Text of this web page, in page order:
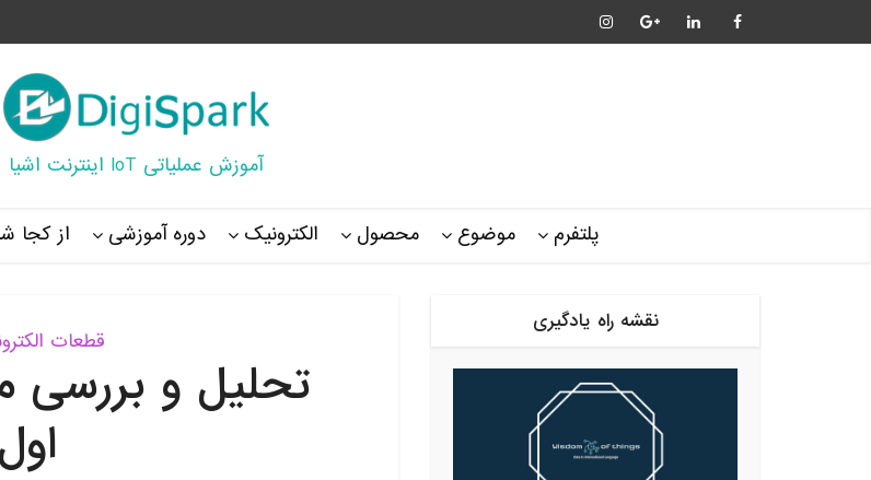
آموزش عملیاتی IoT اینترنت اشیا
پلتفرم موضوع محصول الکترونیک دوره آموزشی از کجا
قطعات
تحلیل و
نقشه راه یادگیری